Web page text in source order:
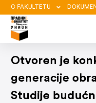
O FAKULTETU
Otvoren je
generacije
Studije